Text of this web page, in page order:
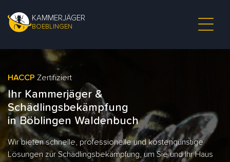
KAMMERJÄGER
BOEBLINGEN
HACCP Zertifiziert
Ihr Kammerjäger &
Schädlingsbekämpfung
in Böblingen Waldenbuch
Wir bieten schnelle, professionelle und kostengünstige
Lösungen zur Schädlingsbekämpfung, um Sie und Ihr Haus